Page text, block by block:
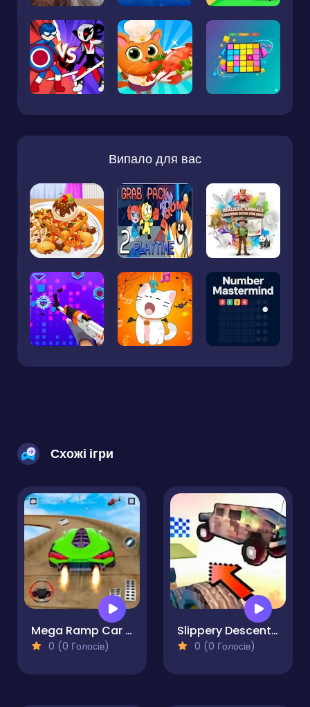
Випало для вас
Схожі ігри
Mega Ramp Car Stunt Games 3D
0 (0 Голосів)
Slippery Descent By Car
0 (0 Голосів)